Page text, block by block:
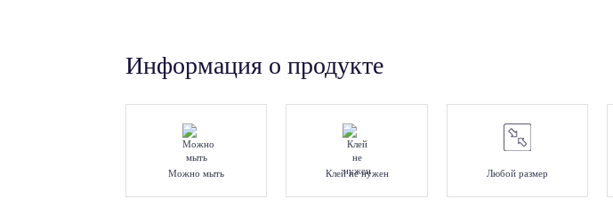
Информация о продукте
Можно мыть Клей не нужен Любой размер